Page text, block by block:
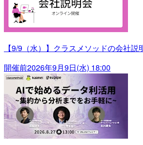
【9/9（水）】クラスメソッドの会社
開催前2026年9月9日(水) 18:00